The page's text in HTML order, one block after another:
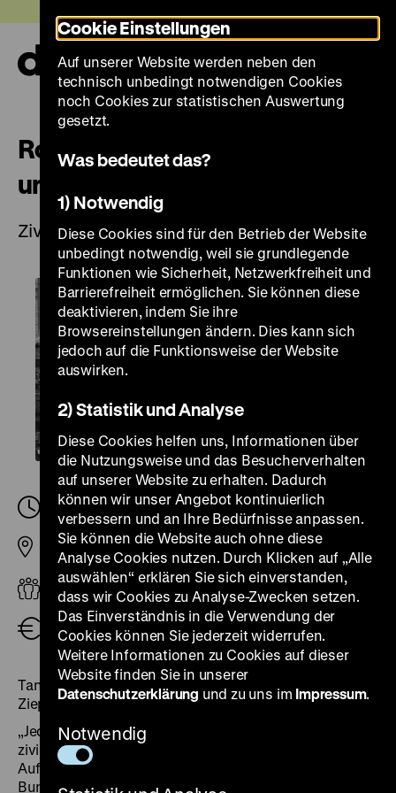
zum
Seiteninhalt
springen
Roads not Taken in der Berlin-
und Kuba-Krise
Zivil- und Katastrophenschutz im Kalten Krieg
Mittwoch, 17. Dezember 2025, 18.30-20.00 Uhr
Pei-Bau
Erwachsene
Eintritt frei
Tandemführung mit Meriam Bendakir und Andreas
Ziepa
„Jeder hat eine Chance“ hieß die vom Bundesamt für
zivilen Bevölkerungsschutz 1963 herausgegebene
Aufklärungsbroschüre. In dieser gab die
Bundesregierung der Bevölkerung Tipps, wie sie sich
Cookie Einstellungen
Auf unserer Website werden neben den
technisch unbedingt notwendigen Cookies
noch Cookies zur statistischen Auswertung
gesetzt.
Was bedeutet das?
1) Notwendig
Diese Cookies sind für den Betrieb der Website
unbedingt notwendig, weil sie grundlegende
Funktionen wie Sicherheit, Netzwerkfreiheit und
Barrierefreiheit ermöglichen. Sie können diese
deaktivieren, indem Sie ihre
Browsereinstellungen ändern. Dies kann sich
jedoch auf die Funktionsweise der Website
auswirken.
2) Statistik und Analyse
Diese Cookies helfen uns, Informationen über
die Nutzungsweise und das Besucherverhalten
auf unserer Website zu erhalten. Dadurch
können wir unser Angebot kontinuierlich
verbessern und an Ihre Bedürfnisse anpassen.
Sie können die Website auch ohne diese
Analyse Cookies nutzen. Durch Klicken auf „Alle
auswählen“ erklären Sie sich einverstanden,
dass wir Cookies zu Analyse-Zwecken setzen.
Das Einverständnis in die Verwendung der
Cookies können Sie jederzeit widerrufen.
Weitere Informationen zu Cookies auf dieser
Website finden Sie in unserer
Datenschutzerklärung und zu uns im Impressum.
Notwendig